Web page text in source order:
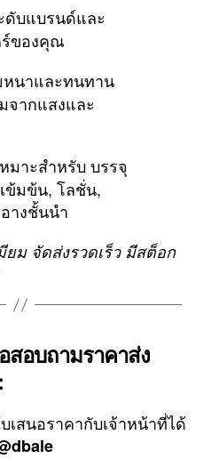
ดับแบรนด์และ
ของคุณ
นาและทนทาน
จากแสงและ
มาะสำหรับ บรรจุ
ข้มข้น, โลชั่น,
างชั้นนำ
ยม จัดส่งรวดเร็ว มีสต็อก
อบถามราคาส่ง
เสนอราคากับเจ้าหน้าที่ได้